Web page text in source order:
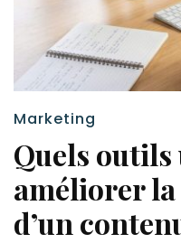
Marketing
Quels
améliorer
d’un